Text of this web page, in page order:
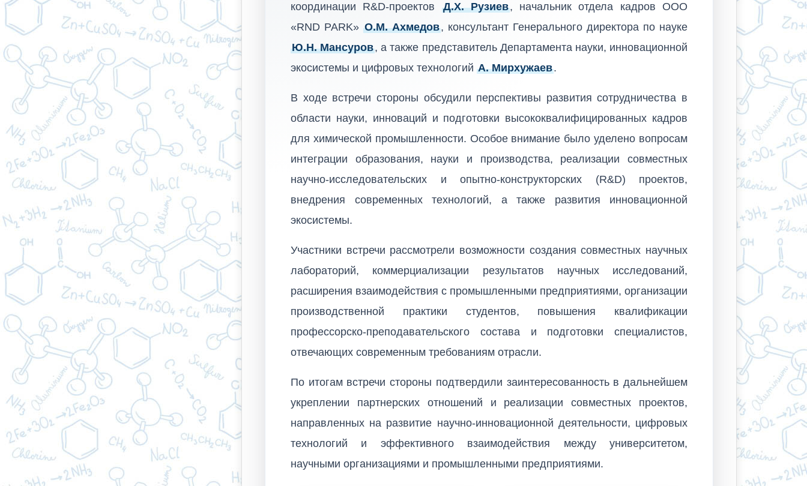
координации R&D-проектов Д.Х. Рузиев, начальник отдела кадров ООО
«RND PARK» О.М. Ахмедов, консультант Генерального директора по науке
Ю.Н. Мансуров, а также представитель Департамента науки, инновационной
экосистемы и цифровых технологий А. Мирхужаев.
В ходе встречи стороны обсудили перспективы развития сотрудничества в
области науки, инноваций и подготовки высококвалифицированных кадров
для химической промышленности. Особое внимание было уделено вопросам
интеграции образования, науки и производства, реализации совместных
научно-исследовательских и опытно-конструкторских (R&D) проектов,
внедрения современных технологий, а также развития инновационной
экосистемы.
Участники встречи рассмотрели возможности создания совместных научных
лабораторий, коммерциализации результатов научных исследований,
расширения взаимодействия с промышленными предприятиями, организации
производственной практики студентов, повышения квалификации
профессорско-преподавательского состава и подготовки специалистов,
отвечающих современным требованиям отрасли.
По итогам встречи стороны подтвердили заинтересованность в дальнейшем
укреплении партнерских отношений и реализации совместных проектов,
направленных на развитие научно-инновационной деятельности, цифровых
технологий и эффективного взаимодействия между университетом,
научными организациями и промышленными предприятиями.